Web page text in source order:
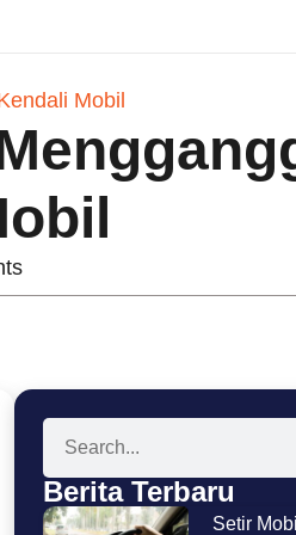
Mobil
Berita Terbaru
Setir